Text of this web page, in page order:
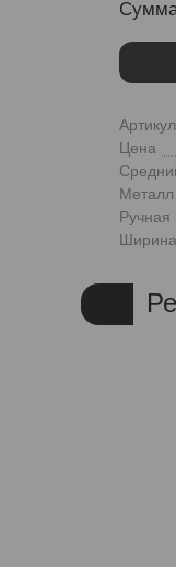
Артикул
Цена
Металл
Ручная